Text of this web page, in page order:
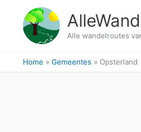
Alle wandelroutes
Home Gemeentes Opsterland